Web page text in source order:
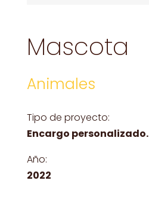
Mascota
Animales
Tipo de proyecto:
Encargo personalizado.
Año:
2022